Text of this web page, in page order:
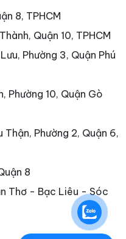
8, TPHCM
Quận 10, TPHCM
Phường 3, Quận Phú
Phường 10, Quận Gò
Thận, Phường 2, Quận 6,
8
Thơ - Bạc Liêu - Sóc